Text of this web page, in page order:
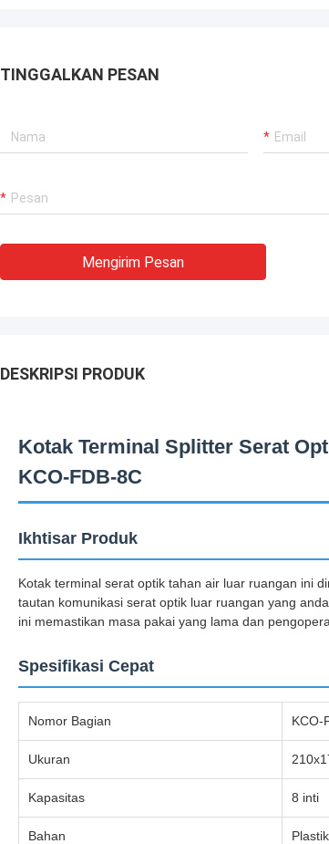
TINGGALKAN PESAN
Mengirim Pesan
DESKRIPSI PRODUK
Kotak Terminal Splitter Serat
KCO-FDB-8C
Ikhtisar Produk
Kotak terminal serat optik tahan air luar ruangan ini
tautan komunikasi serat optik luar ruangan yang
ini memastikan masa pakai yang lama dan
Spesifikasi Cepat
Nomor Bagian KCO-
Ukuran
Kapasitas 8 inti
Bahan